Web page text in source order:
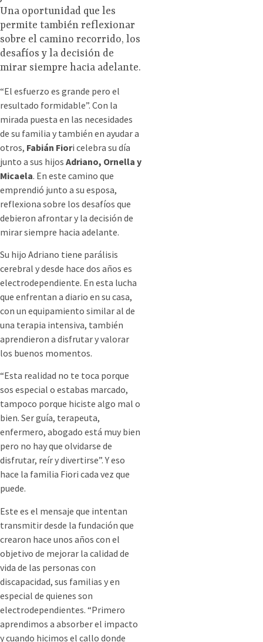
Una oportunidad que les
permite también reflexionar
sobre el camino recorrido, los
desafíos y la decisión de
mirar siempre hacia adelante.
“El esfuerzo es grande pero el
resultado formidable”. Con la
mirada puesta en las necesidades
de su familia y también en ayudar a
otros, Fabián Fiori celebra su día
junto a sus hijos Adriano, Ornella y
Micaela. En este camino que
emprendió junto a su esposa,
reflexiona sobre los desafíos que
debieron afrontar y la decisión de
mirar siempre hacia adelante.
Su hijo Adriano tiene parálisis
cerebral y desde hace dos años es
electrodependiente. En esta lucha
que enfrentan a diario en su casa,
con un equipamiento similar al de
una terapia intensiva, también
aprendieron a disfrutar y valorar
los buenos momentos.
“Esta realidad no te toca porque
sos especial o estabas marcado,
tampoco porque hiciste algo mal o
bien. Ser guía, terapeuta,
enfermero, abogado está muy bien
pero no hay que olvidarse de
disfrutar, reír y divertirse”. Y eso
hace la familia Fiori cada vez que
puede.
Este es el mensaje que intentan
transmitir desde la fundación que
crearon hace unos años con el
objetivo de mejorar la calidad de
vida de las personas con
discapacidad, sus familias y en
especial de quienes son
electrodependientes. “Primero
aprendimos a absorber el impacto
y cuando hicimos el callo donde